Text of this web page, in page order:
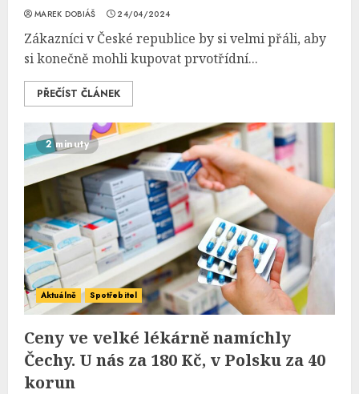
MAREK DOBIÁŠ 24/04/2024
Zákazníci v České republice by si velmi přáli, aby
si konečně mohli kupovat prvotřídní...
PŘEČÍST ČLÁNEK
2 minuty
Aktuálně Spotřebitel
Ceny ve velké lékárně namíchly
Čechy. U nás za 180 Kč, v Polsku za 40
korun